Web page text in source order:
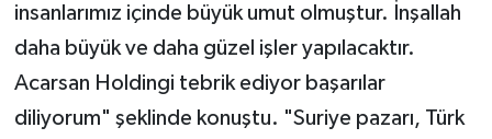
insanlarımız içinde büyük umut olmuştur. İnşallah
daha büyük ve daha güzel işler yapılacaktır.
Acarsan Holdingi tebrik ediyor başarılar
diliyorum" şeklinde konuştu. "Suriye pazarı, Türk